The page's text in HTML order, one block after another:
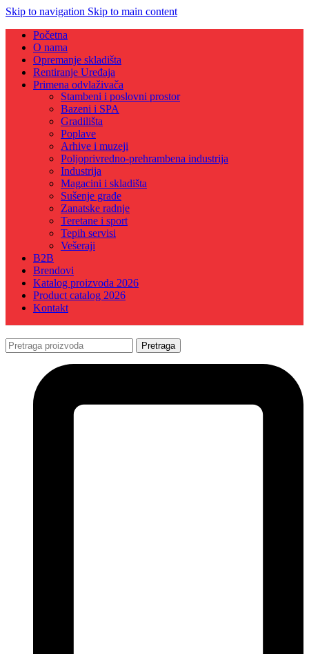
Skip to navigation Skip to main content
Početna
O nama
Opremanje skladišta
Rentiranje Uređaja
Primena odvlaživača
Stambeni i poslovni prostor
Bazeni i SPA
Gradilišta
Poplave
Arhive i muzeji
Poljoprivredno-prehrambena industrija
Industrija
Magacini i skladišta
Sušenje građe
Zanatske radnje
Teretane i sport
Tepih servisi
Vešeraji
B2B
Brendovi
Katalog proizvoda 2026
Product catalog 2026
Kontakt
Pretraga